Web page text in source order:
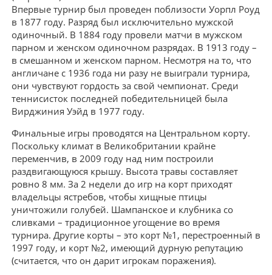
Впервые турнир был проведен поблизости Уорпл Роуд
в 1877 году. Разряд был исключительно мужской
одиночный. В 1884 году провели матчи в мужском
парном и женском одиночном разрядах. В 1913 году –
в смешанном и женском парном. Несмотря на то, что
англичане с 1936 года ни разу не выиграли турнира,
они чувствуют гордость за свой чемпионат. Среди
теннисисток последней победительницей была
Вирджиния Уэйд в 1977 году.
Финальные игры проводятся на Центральном корту.
Поскольку климат в Великобритании крайне
переменчив, в 2009 году над ним построили
раздвигающуюся крышу. Высота травы составляет
ровно 8 мм. За 2 недели до игр на корт приходят
владельцы ястребов, чтобы хищные птицы
уничтожили голубей. Шампанское и клубника со
сливками – традиционное угощение во время
турнира. Другие корты – это корт №1, перестроенный в
1997 году, и корт №2, имеющий дурную репутацию
(считается, что он дарит игрокам поражения).